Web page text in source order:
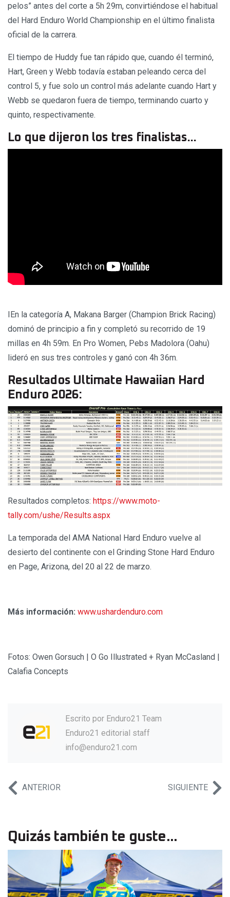
pelos” antes del corte a 5h 29m, convirtiéndose el habitual
del Hard Enduro World Championship en el último finalista
oficial de la carrera.
El tiempo de Huddy fue tan rápido que, cuando él terminó,
Hart, Green y Webb todavía estaban peleando cerca del
control 5, y fue solo un control más adelante cuando Hart y
Webb se quedaron fuera de tiempo, terminando cuarto y
quinto, respectivamente.
Lo que dijeron los tres finalistas...
IEn la categoría A, Makana Barger (Champion Brick Racing)
dominó de principio a fin y completó su recorrido de 19
millas en 4h 59m. En Pro Women, Pebs Madolora (Oahu)
lideró en sus tres controles y ganó con 4h 36m.
Resultados Ultimate Hawaiian Hard
Enduro 2026:
Resultados completos: https://www.moto-
tally.com/ushe/Results.aspx
La temporada del AMA National Hard Enduro vuelve al
desierto del continente con el Grinding Stone Hard Enduro
en Page, Arizona, del 20 al 22 de marzo.
Más información: www.ushardenduro.com
Fotos: Owen Gorsuch | O Go Illustrated + Ryan McCasland |
Calafia Concepts
Escrito por Enduro21 Team
Enduro21 editorial staff
info@enduro21.com
ANTERIOR SIGUIENTE
Quizás también te guste...